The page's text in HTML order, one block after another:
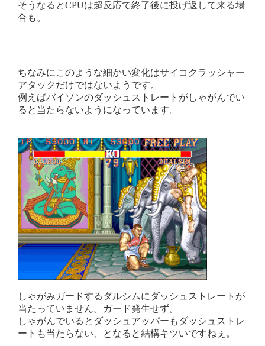
そうなるとCPUは超反応で終了後に投げ返して来る場
合も。
ちなみにこのような細かい変化はサイコクラッシャー
アタックだけではないようです。
例えばバイソンのダッシュストレートがしゃがんでい
ると当たらないようになっています。
しゃがみガードするダルシムにダッシュストレートが
当たっていません。ガード発生せず。
しゃがんでいるとダッシュアッパーもダッシュストレ
ートも当たらない、となると結構キツいですねぇ。